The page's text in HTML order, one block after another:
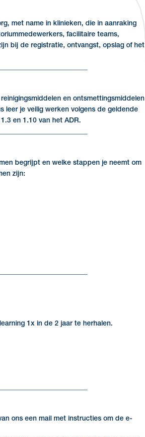
met name in klinieken, die in aanraking
facilitaire teams,
bij de registratie, ontvangst, opslag of het
en ontsmettingsmiddelen
leer je veilig werken volgens de geldende
en 1.10 van het ADR.
begrijpt en welke stappen je neemt om
zijn:
1x in de 2 jaar te herhalen.
ons een mail met instructies om de e-